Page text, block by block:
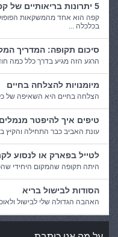
5 יתרונות בריאותיים של קפה
קפה הוא אחד מהמשקאות
בכלכלה ...
סיכום תקופה: המדריך
הרגע הזה מגיע בדרך כלל כמה
מיומנויות להצלחה בחיים
הצלחה בחיים היא השאיפה של
טיפים איך להיפטר
עונת האביב כבר התחילה והקיץ
לטייל בפארק או לנסוע
היתה תקופה שהמקום היחידי
הסודות לבישול בריא
האהבה הגדולה שלי לבישול